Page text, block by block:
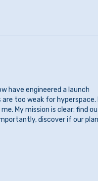
have engineered a launch
too weak for hyperspace.
My mission is clear: find
discover if our